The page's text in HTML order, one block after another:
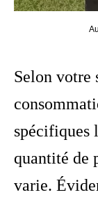
Selon votre
spécifiques
quantité de
varie.